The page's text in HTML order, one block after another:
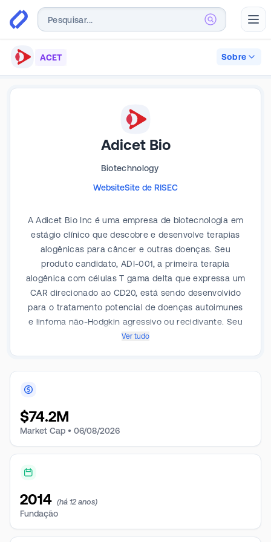
ACET Sobre
Adicet Bio
Biotechnology
WebsiteSite de RISEC
A Adicet Bio Inc é uma empresa de biotecnologia em
estágio clínico que descobre e desenvolve terapias
alogênicas para câncer e outras doenças. Seu
produto candidato, ADI-001, a primeira terapia
alogênica com células T gama delta que expressa um
CAR direcionado ao CD20, está sendo desenvolvido
para o tratamento potencial de doenças autoimunes
e linfoma não-Hodgkin agressivo ou recidivante. Seu
portfólio também inclui seu candidato pré-clínico, o
Ver tudo
$74.2M
Market Cap • 06/08/2026
2014 (há 12 anos)
Fundação